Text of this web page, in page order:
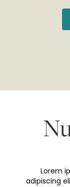
Lorem
adipiscing